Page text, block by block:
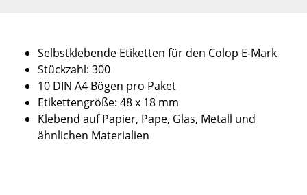
Selbstklebende Etiketten für den Colop E-Mark
Stückzahl: 300
10 DIN A4 Bögen pro Paket
Etikettengröße: 48 x 18 mm
Klebend auf Papier, Pape, Glas, Metall und
ähnlichen Materialien